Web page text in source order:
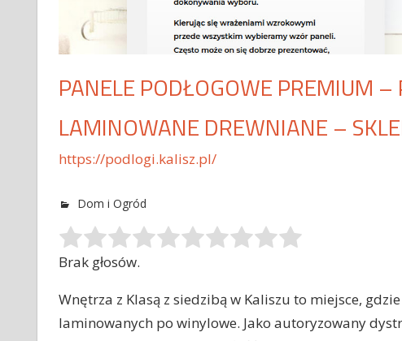
PANELE PODŁOGOWE PREMIUM
LAMINOWANE DREWNIANE –
https://podlogi.kalisz.pl/
Dom i Ogród
Brak głosów.
Wnętrza z Klasą z siedzibą w Kaliszu to miejsce,
laminowanych po winylowe. Jako autoryzowany